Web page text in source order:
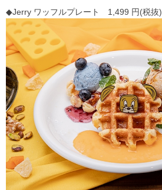
◆Jerry ワッフルプレート 1,499 円(税抜)